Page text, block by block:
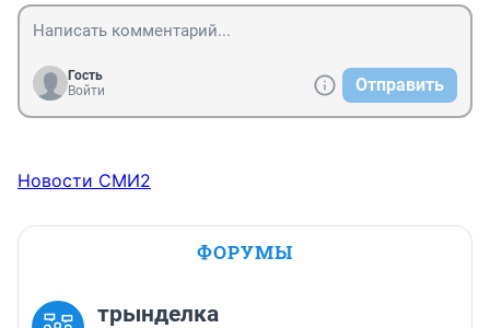
Гость
Войти
Отправить
Новости СМИ2
ФОРУМЫ
трынделка